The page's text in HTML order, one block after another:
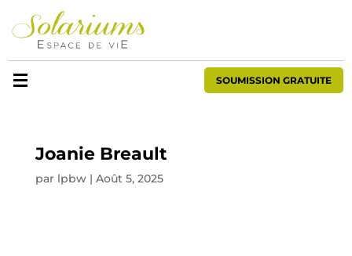
SOUMISSION GRATUITE
Joanie Breault
par lpbw| Août 5, 2025